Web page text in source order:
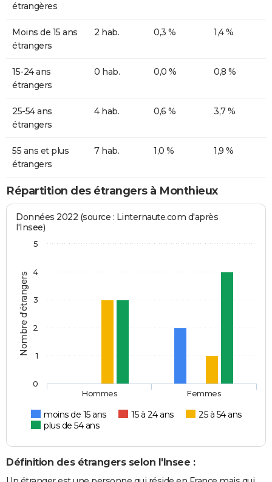
étrangères
Moins de 15 ans
étrangers
2 hab. 0,3 % 1,4 %
15-24 ans
étrangers
0 hab. 0,0 % 0,8 %
25-54 ans
étrangers
4 hab. 0,6 % 3,7 %
55 ans et plus
étrangers
7 hab. 1,0 % 1,9 %
Répartition des étrangers à Monthieux
Nombre d'étrangers
Données 2022 (source : Linternaute.com d'après
l'Insee)
moins de 15 ans 15 à 24 ans
25 à 54 ans
plus de 54 ans
Hommes Femmes
0
1
2
3
4
5
Définition des étrangers selon l'Insee :